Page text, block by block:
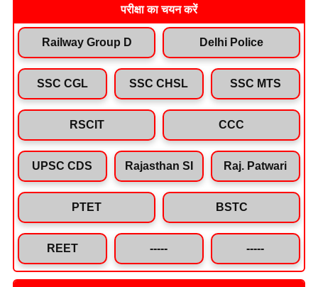
परीक्षा का चयन करें
Railway Group D Delhi Police
SSC CGL SSC CHSL SSC MTS
RSCIT CCC
UPSC CDS Rajasthan SI Raj. Patwari
PTET BSTC
REET ----- -----